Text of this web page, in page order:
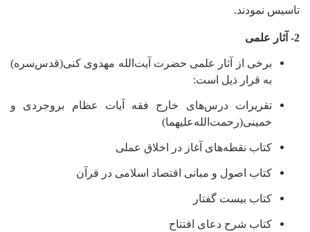
تاسیس نمودند.
2- آثار علمی
برخی از آثار علمی حضرت آیت‌الله مهدوی کنی(قدس‌سره)
به قرار ذیل است:
تقریرات درس‌های خارج فقه آیات عظام بروجردی و
خمینی(رحمت‌الله‌علیهما)
کتاب نقطه‌های آغاز در اخلاق عملی
کتاب اصول و مبانی اقتصاد اسلامی در قرآن
کتاب بیست گفتار
کتاب شرح دعای افتتاح